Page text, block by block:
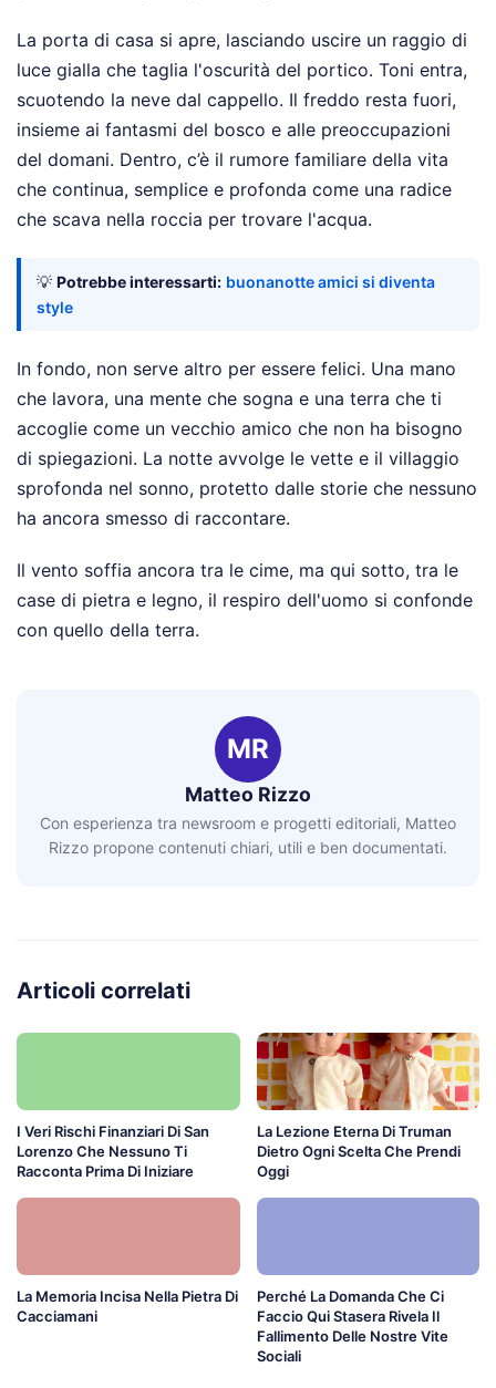
La porta di casa si apre, lasciando uscire un raggio di
luce gialla che taglia l'oscurità del portico. Toni entra,
scuotendo la neve dal cappello. Il freddo resta fuori,
insieme ai fantasmi del bosco e alle preoccupazioni
del domani. Dentro, c’è il rumore familiare della vita
che continua, semplice e profonda come una radice
che scava nella roccia per trovare l'acqua.
💡 Potrebbe interessarti: buonanotte amici si diventa
style
In fondo, non serve altro per essere felici. Una mano
che lavora, una mente che sogna e una terra che ti
accoglie come un vecchio amico che non ha bisogno
di spiegazioni. La notte avvolge le vette e il villaggio
sprofonda nel sonno, protetto dalle storie che nessuno
ha ancora smesso di raccontare.
Il vento soffia ancora tra le cime, ma qui sotto, tra le
case di pietra e legno, il respiro dell'uomo si confonde
con quello della terra.
MR
Matteo Rizzo
Con esperienza tra newsroom e progetti editoriali, Matteo
Rizzo propone contenuti chiari, utili e ben documentati.
Articoli correlati
I Veri Rischi Finanziari Di San
Lorenzo Che Nessuno Ti
Racconta Prima Di Iniziare
La Lezione Eterna Di Truman
Dietro Ogni Scelta Che Prendi
Oggi
La Memoria Incisa Nella Pietra Di
Cacciamani
Perché La Domanda Che Ci
Faccio Qui Stasera Rivela Il
Fallimento Delle Nostre Vite
Sociali